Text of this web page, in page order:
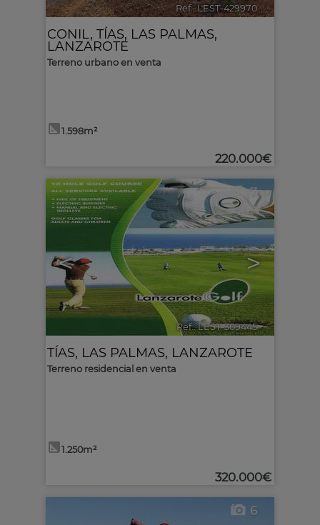
Ref.. LEST-429970 🔗
CONIL , TÍAS, LAS PALMAS,
LANZAROTE
Terreno urbano en venta
1.598m²
220.000€
< >
7
Ref.. LEST-309445 🔗
TÍAS, LAS PALMAS, LANZAROTE
Terreno residencial en venta
1.250m²
320.000€
6